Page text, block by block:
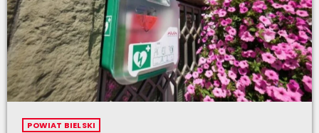
POWIAT BIELSKI